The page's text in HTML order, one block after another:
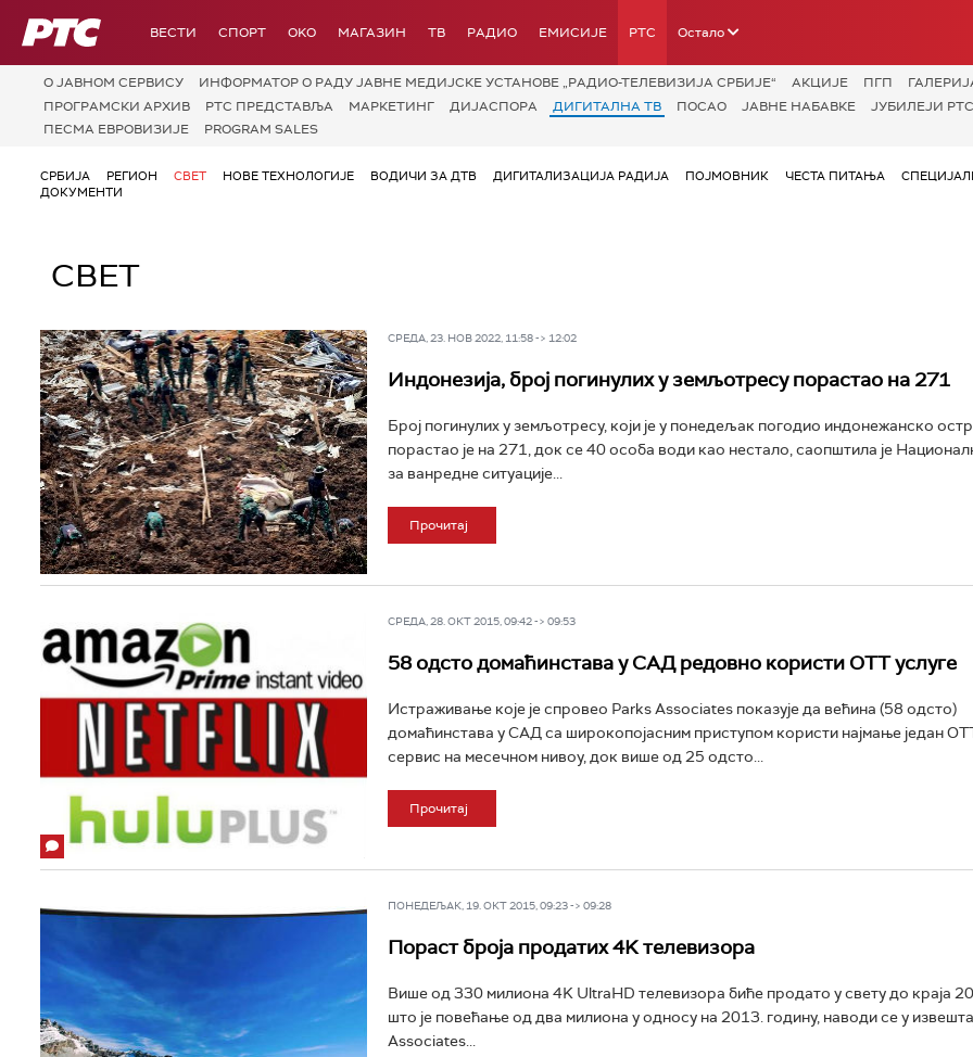
РТС ВЕСТИ СПОРТ OKO МАГАЗИН ТВ РАДИО ЕМИСИЈЕ РТС Остало
О JАВНОМ СЕРВИСУ ИНФОРМАТОР О РАДУ ЈАВНЕ МЕДИЈСКЕ УСТАНОВЕ „РАДИО-ТЕЛЕВИЗИЈА СРБИЈЕ“ АКЦИЈЕ ПГП
ПРОГРАМСКИ АРХИВ
РТС ПРЕДСТАВЉА МАРКЕТИНГ ДИЈАСПОРА ДИГИТАЛНА ТВ ПОСАО ЈАВНЕ НАБАВКЕ ЈУБИЛЕЈИ
ПЕСМА ЕВРОВИЗИЈЕ
PROGRAM SALES
СРБИЈА РЕГИОН СВЕТ НОВЕ ТЕХНОЛОГИЈЕ ВОДИЧИ ЗА ДТВ ДИГИТАЛИЗАЦИЈА РАДИЈА ПОЈМОВНИК ЧЕСТА ПИТАЊА
ДОКУМЕНТИ
СВЕТ
СРЕДА, 23. НОВ 2022, 11:58 -> 12:02
Индонезија, број погинулих у земљотресу порастао на 271
Број погинулих у земљотресу, који је у понедељак погодио индонежанско
порастао је на 271, док се 40 особа води као нестало, саопштила је
за ванредне ситуације...
Прочитај
СРЕДА, 28. ОКТ 2015, 09:42 -> 09:53
58 одсто домаћинстава у САД редовно користи ОТТ услуге
Истраживање које је спровео Parks Associates показује да већина (58 одсто)
домаћинстава у САД са широкопојасним приступом користи најмање један
сервис на месечном нивоу, док више од 25 одсто...
Прочитај
ПОНЕДЕЉАК, 19. ОКТ 2015, 09:23 -> 09:28
Пораст броја продатих 4K телевизора
Више од 330 милиона 4K UltraHD телевизора биће продато у свету до краја
што је повећање од два милиона у односу на 2013. годину, наводи се у
Associates...